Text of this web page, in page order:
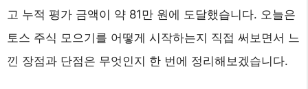
고 누적 평가 금액이 약 81만 원에 도달했습니다. 오늘은
토스 주식 모으기를 어떻게 시작하는지 직접 써보면서 느
낀 장점과 단점은 무엇인지 한 번에 정리해보겠습니다.